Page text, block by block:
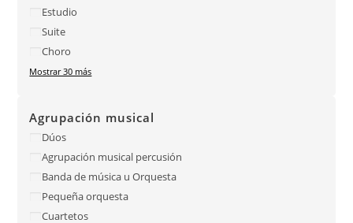
Estudio
Suite
Choro
Mostrar 30 más
Agrupación musical
Dúos
Agrupación musical percusión
Banda de música u Orquesta
Pequeña orquesta
Cuartetos